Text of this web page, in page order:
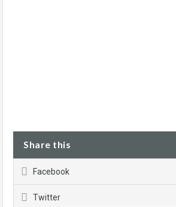
Share this
Facebook
Twitter